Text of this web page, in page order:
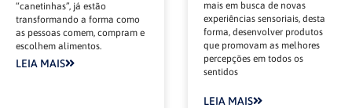
“canetinhas”, já estão
transformando a forma como
as pessoas comem, compram e
escolhem alimentos.
LEIA MAIS
mais em busca de novas
experiências sensoriais, desta
forma, desenvolver produtos
que promovam as melhores
percepções em todos os
sentidos
LEIA MAIS